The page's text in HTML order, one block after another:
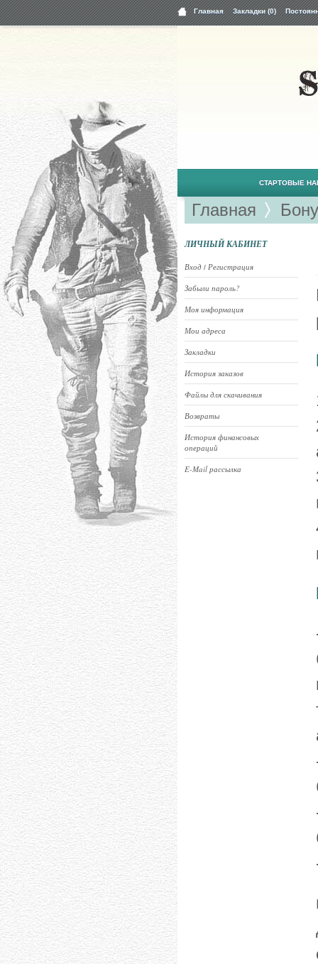
Главная Закладки (0)
СТАРТОВЫЕ
Главная
ЛИЧНЫЙ КАБИНЕТ
Вход / Регистрация
Забыли пароль?
Моя информация
Мои адреса
Закладки
История заказов
Файлы для скачивания
Возвраты
История финансовых
операций
E-Mail рассылка